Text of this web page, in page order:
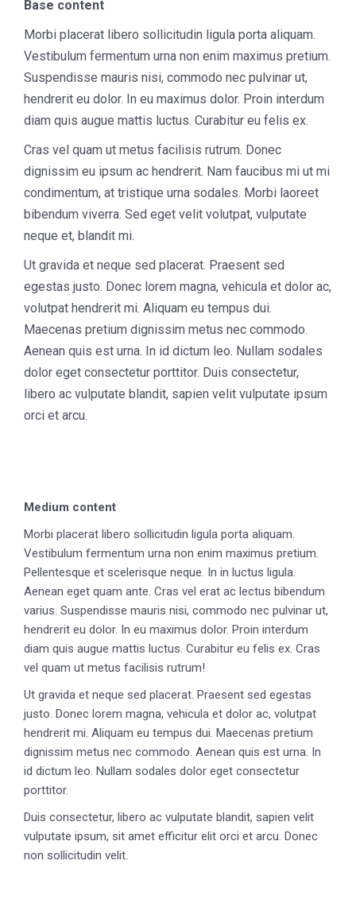
Base content
Morbi placerat libero sollicitudin ligula porta aliquam.
Vestibulum fermentum urna non enim maximus pretium.
Suspendisse mauris nisi, commodo nec pulvinar ut,
hendrerit eu dolor. In eu maximus dolor. Proin interdum
diam quis augue mattis luctus. Curabitur eu felis ex.
Cras vel quam ut metus facilisis rutrum. Donec
dignissim eu ipsum ac hendrerit. Nam faucibus mi ut mi
condimentum, at tristique urna sodales. Morbi laoreet
bibendum viverra. Sed eget velit volutpat, vulputate
neque et, blandit mi.
Ut gravida et neque sed placerat. Praesent sed
egestas justo. Donec lorem magna, vehicula et dolor ac,
volutpat hendrerit mi. Aliquam eu tempus dui.
Maecenas pretium dignissim metus nec commodo.
Aenean quis est urna. In id dictum leo. Nullam sodales
dolor eget consectetur porttitor. Duis consectetur,
libero ac vulputate blandit, sapien velit vulputate ipsum
orci et arcu.
Medium content
Morbi placerat libero sollicitudin ligula porta aliquam.
Vestibulum fermentum urna non enim maximus pretium.
Pellentesque et scelerisque neque. In in luctus ligula.
Aenean eget quam ante. Cras vel erat ac lectus bibendum
varius. Suspendisse mauris nisi, commodo nec pulvinar ut,
hendrerit eu dolor. In eu maximus dolor. Proin interdum
diam quis augue mattis luctus. Curabitur eu felis ex. Cras
vel quam ut metus facilisis rutrum!
Ut gravida et neque sed placerat. Praesent sed egestas
justo. Donec lorem magna, vehicula et dolor ac, volutpat
hendrerit mi. Aliquam eu tempus dui. Maecenas pretium
dignissim metus nec commodo. Aenean quis est urna. In
id dictum leo. Nullam sodales dolor eget consectetur
porttitor.
Duis consectetur, libero ac vulputate blandit, sapien velit
vulputate ipsum, sit amet efficitur elit orci et arcu. Donec
non sollicitudin velit.